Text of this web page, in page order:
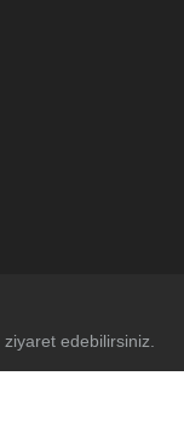
ziyaret edebilirsiniz.